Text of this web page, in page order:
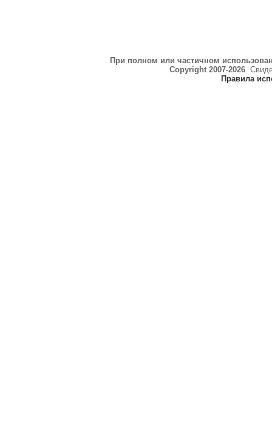
При полном или частичном
Copyright 2007-2026.
Правила